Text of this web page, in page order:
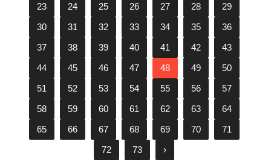
23
24 25 26 27 28
29
30
31 32 33 34 35
36
37
38 39 40 41 42
43
44
45 46 47 48 49
50
51
52 53 54 55 56
57
58
59 60 61 62 63
64
65
66 67 68 69 70
71
72
73 ›